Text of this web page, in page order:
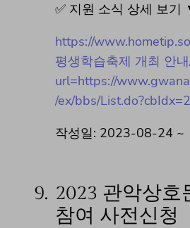
✅ 지원 소식 상세 보기
https://
평생학습축제 개최 안
url=https://
/ex/bbs/
작성일: 2023-08-24 ~
9. 2023 관악상호
참여 사전신청